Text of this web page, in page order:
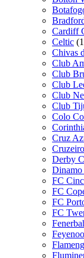
Cardiff
Celtic
Chivas
Club
Club
Club
Club
Club
Colo
Cruz
Cruzeiro
Derby
Dinamo
FC
FC
FC
FC